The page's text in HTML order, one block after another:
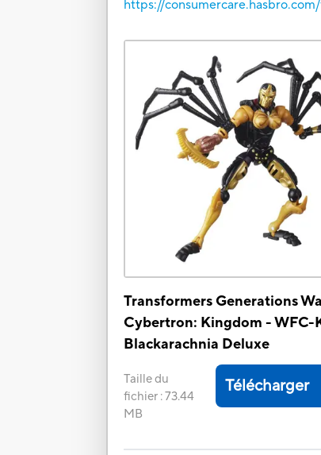
https://
Transformers Generations
Cybertron: Kingdom - WFC-
Blackarachnia Deluxe
Taille du
fichier :73.44
MB
Télécharger